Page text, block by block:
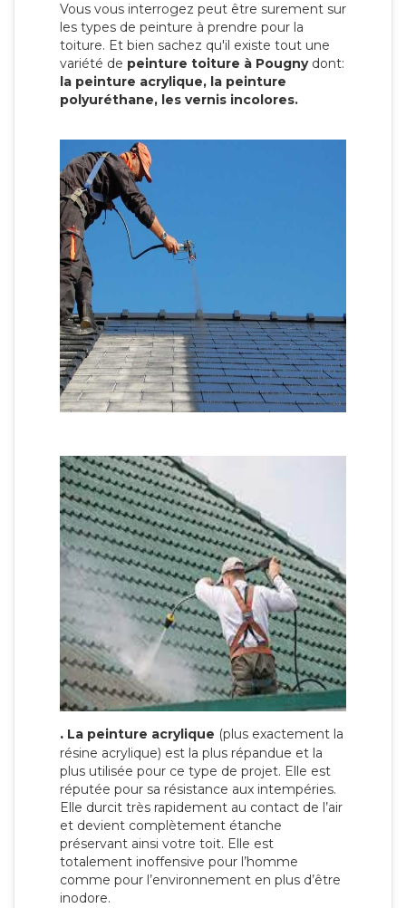
Vous vous interrogez peut être surement sur
les types de peinture à prendre pour la
toiture. Et bien sachez qu'il existe tout une
variété de peinture toiture à Pougny dont:
la peinture acrylique, la peinture
polyuréthane, les vernis incolores.
. La peinture acrylique (plus exactement la
résine acrylique) est la plus répandue et la
plus utilisée pour ce type de projet. Elle est
réputée pour sa résistance aux intempéries.
Elle durcit très rapidement au contact de l’air
et devient complètement étanche
préservant ainsi votre toit. Elle est
totalement inoffensive pour l’homme
comme pour l’environnement en plus d’être
inodore.